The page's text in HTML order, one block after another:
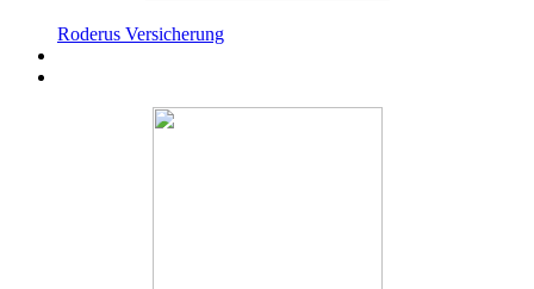
Roderus Versicherung